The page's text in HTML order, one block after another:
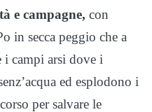
e campagne, con
in secca peggio che a
i campi arsi dove i
ed esplodono i
per salvare le